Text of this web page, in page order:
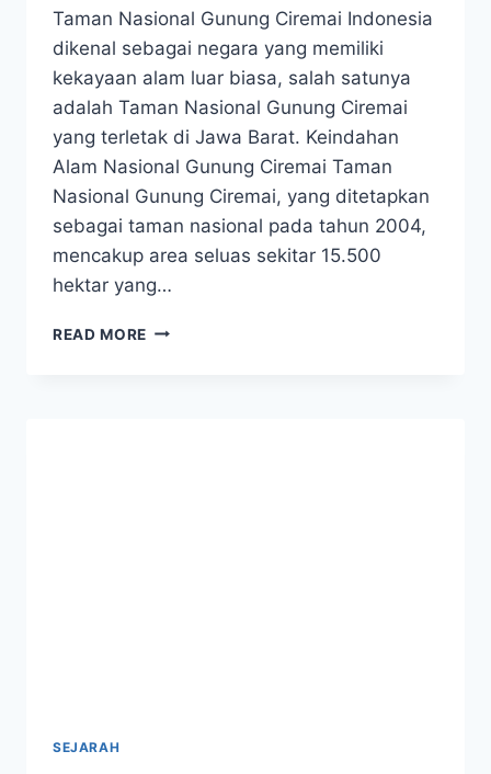
Taman Nasional Gunung Ciremai Indonesia
dikenal sebagai negara yang memiliki
kekayaan alam luar biasa, salah satunya
adalah Taman Nasional Gunung Ciremai
yang terletak di Jawa Barat. Keindahan
Alam Nasional Gunung Ciremai Taman
Nasional Gunung Ciremai, yang ditetapkan
sebagai taman nasional pada tahun 2004,
mencakup area seluas sekitar 15.500
hektar yang…
READ MORE TAMAN
SEJARAH